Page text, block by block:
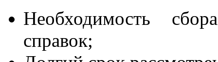
Необходимость
справок;